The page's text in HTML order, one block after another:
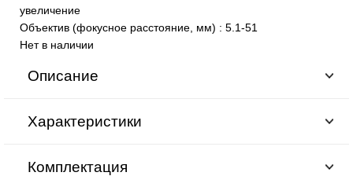
увеличение
Объектив (фокусное расстояние, мм) : 5.1-51
Нет в наличии
Описание
Характеристики
Комплектация